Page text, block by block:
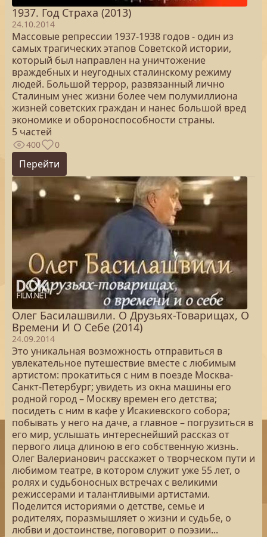
1937. Год Страха (2013)
24.10.2014
Массовые репрессии 1937-1938 годов - один из
самых трагических этапов Советской истории,
который был направлен на уничтожение
враждебных и неугодных сталинскому режиму
людей. Большой террор, развязанный лично
Сталиным унес жизни более чем полумиллиона
жизней советских граждан и нанес большой вред
экономике и обороноспособности страны.
5 частей
400 0
Перейти
Олег Басилашвили. О Друзьях-Товарищах, О
Времени И О Себе (2014)
24.09.2014
Это уникальная возможность отправиться в
увлекательное путешествие вместе с любимым
артистом: прокатиться с ним в поезде Москва-
Санкт-Петербург; увидеть из окна машины его
родной город – Москву времен его детства;
посидеть с ним в кафе у Исакиевского собора;
побывать у него на даче, а главное – погрузиться в
его мир, услышать интереснейший рассказ от
первого лица длиною в его собственную жизнь.
Олег Валерианович расскажет о творческом пути и
любимом театре, в котором служит уже 55 лет, о
ролях и судьбоносных встречах с великими
режиссерами и талантливыми артистами.
Поделится историями о детстве, семье и
родителях, поразмышляет о жизни и судьбе, о
любви и достоинстве, поговорит о поэзии...